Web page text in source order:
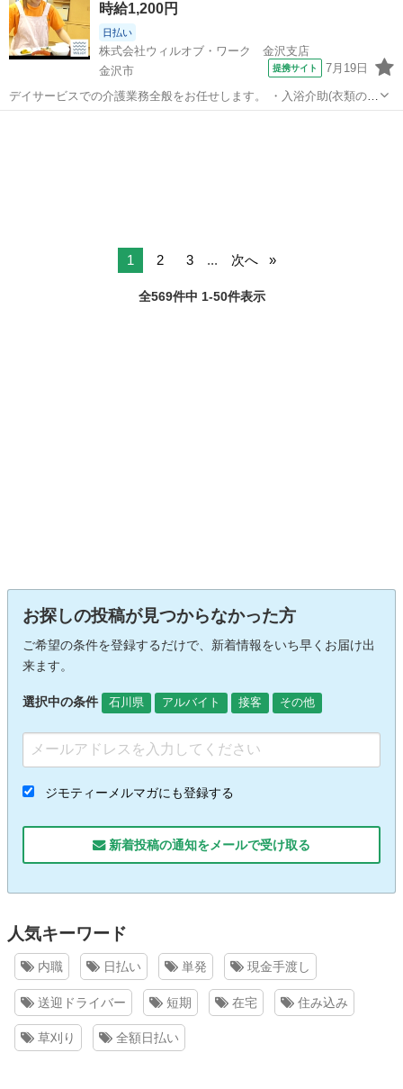
ジ・接客対応 笑顔でお...
時給1,200円
日払い
株式会社ウィルオブ・ワーク 金沢支店
金沢市
提携サイト 7月19日
デイサービスでの介護業務全般をお任せします。 ・入浴介助(衣類の着
脱補助、洗髪、洗顔、体洗い補助など) ・食事介助(食事摂取のサポー
1 2 3 ... 次へ
全569件中 1-50件表示
お探しの投稿が見つからなかった方
ご希望の条件を登録するだけで、新着情報をいち早くお届け出
来ます。
選択中の条件 石川県 アルバイト 接客 その他
ジモティーメルマガにも登録する
新着投稿の通知をメールで受け取る
人気キーワード
内職 日払い 単発 現金手渡し
送迎ドライバー 短期 在宅 住み込み
草刈り 全額日払い